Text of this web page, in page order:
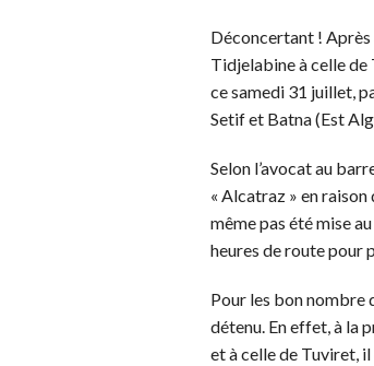
Déconcertant !
Tidjelabine à celle de
ce samedi 31 juillet,
Setif et Batna (Est
Selon l’avocat au
« Alcatraz » en
même pas été mise
heures de route pour
Pour les bon nombre
détenu. En effet, à la
et à celle de Tuviret,